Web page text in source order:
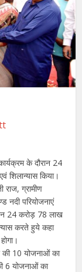
के दौरान 24
शिलान्यास किया।
राज, ग्रामीण
नदी परियोजनाएं
24 करोड़ 78 लाख
करते हुये कहा
की 10 योजनाओं का
6 योजनाओं का